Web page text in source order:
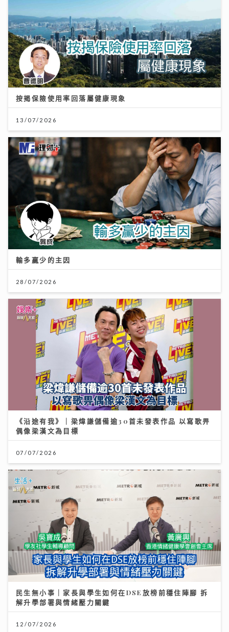
按揭保險使用率回落屬健康現象
13/07/2026
輸多贏少的主因
28/07/2026
《沿途有我》｜梁煒謙儲備逾30首未發表作品 以寫歌畀
偶像梁漢文為目標
07/07/2026
民生無小事｜家長與學生如何在DSE放榜前穩住陣腳 拆
解升學部署與情緒壓力關鍵
12/07/2026